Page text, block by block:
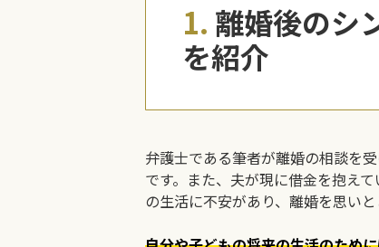
1. 離婚後のシ
を紹介
弁護士である筆者が離婚の相談を受
です。また、夫が現に借金を抱え
の生活に不安があり、離婚を思い